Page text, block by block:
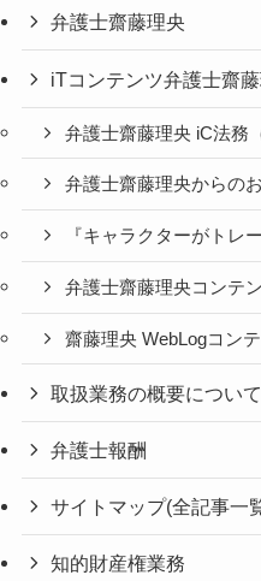
弁護士齋藤理央
iTコンテンツ弁護士齋
弁護士齋藤理央 iC法務
弁護士齋藤理央からの
『キャラクターがトレ
弁護士齋藤理央コンテ
齋藤理央 WebLogコン
取扱業務の概要について
弁護士報酬
サイトマップ(全記事一
知的財産権業務